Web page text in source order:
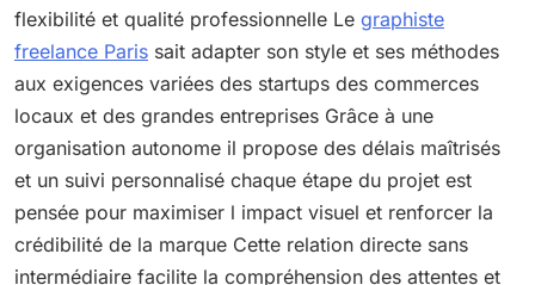
flexibilité et qualité professionnelle Le graphiste
freelance Paris sait adapter son style et ses méthodes
aux exigences variées des startups des commerces
locaux et des grandes entreprises Grâce à une
organisation autonome il propose des délais maîtrisés
et un suivi personnalisé chaque étape du projet est
pensée pour maximiser l impact visuel et renforcer la
crédibilité de la marque Cette relation directe sans
intermédiaire facilite la compréhension des attentes et